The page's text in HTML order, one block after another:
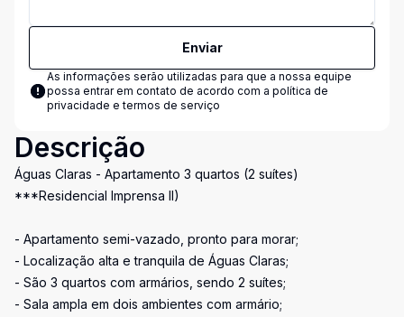
Enviar
As informações serão utilizadas para que a nossa equipe
possa entrar em contato de acordo com a política de
privacidade e termos de serviço
Descrição
Águas Claras - Apartamento 3 quartos (2 suítes)
***Residencial Imprensa II)
- Apartamento semi-vazado, pronto para morar;
- Localização alta e tranquila de Águas Claras;
- São 3 quartos com armários, sendo 2 suítes;
- Sala ampla em dois ambientes com armário;